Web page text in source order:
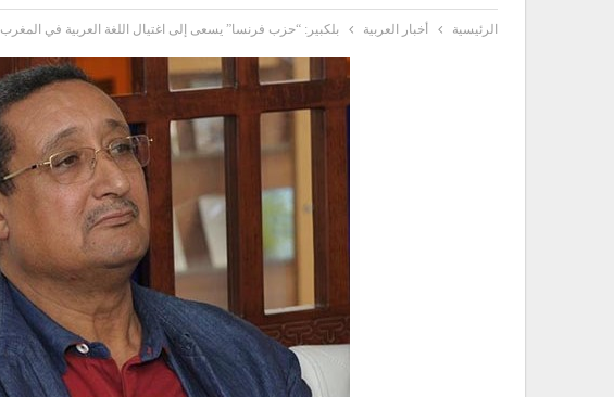
الرئيسية أخبار العربية بلكبير: “حزب فرنسا” يسعى إلى اغتيال اللغة العربية في المغرب